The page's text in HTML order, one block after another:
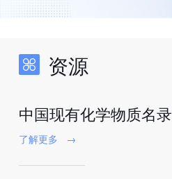
资源
中国现有化学物质名录
了解更多 →